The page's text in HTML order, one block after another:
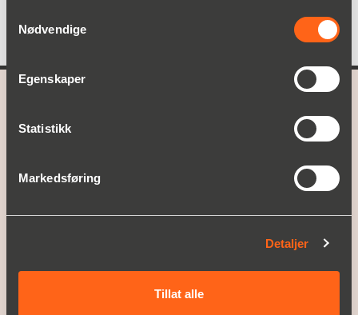
Nødvendige
Egenskaper
Statistikk
Markedsføring
Detaljer
Tillat alle
Historie
Nyheter og presse